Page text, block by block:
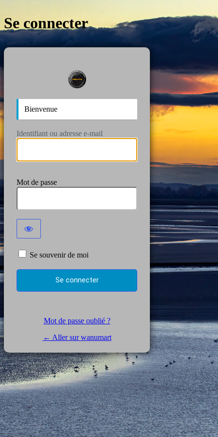
Se connecter
https://
Bienvenue
Identifiant ou adresse e-mail
Mot de passe
Se souvenir de moi
Mot de passe oublié ?
← Aller sur wanumart